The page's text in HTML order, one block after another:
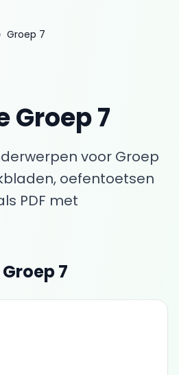
› Groep 7
Groep 7
voor Groep
oefentoetsen
PDF met
Groep 7